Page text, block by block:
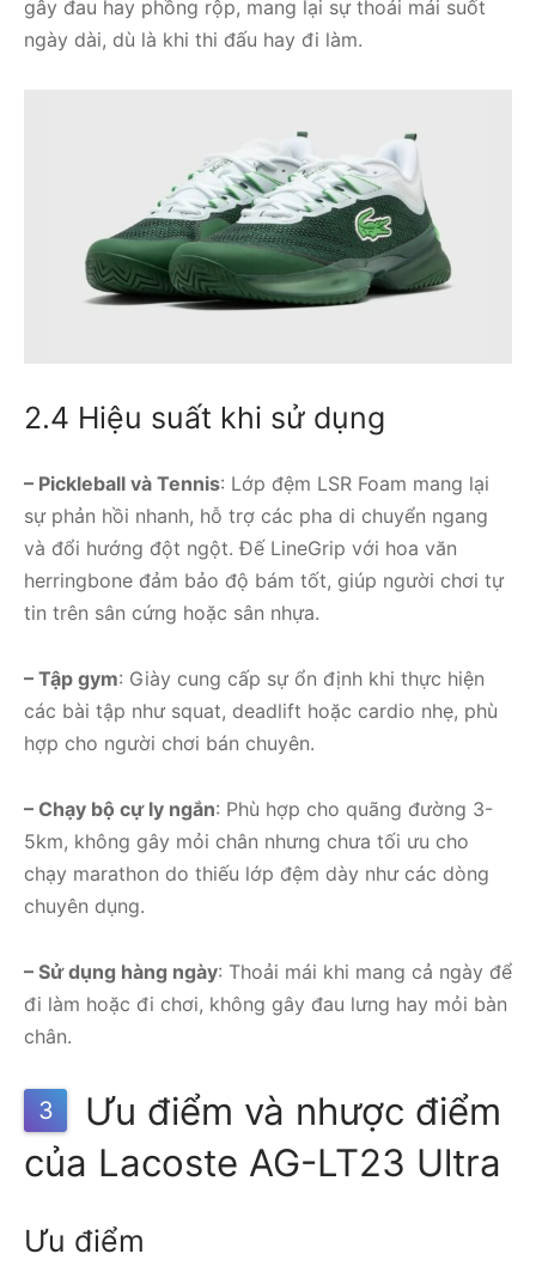
gây đau hay phồng rộp, mang lại sự thoải mái suốt
ngày dài, dù là khi thi đấu hay đi làm.
2.4 Hiệu suất khi sử dụng
– Pickleball và Tennis: Lớp đệm LSR Foam mang lại
sự phản hồi nhanh, hỗ trợ các pha di chuyển ngang
và đổi hướng đột ngột. Đế LineGrip với hoa văn
herringbone đảm bảo độ bám tốt, giúp người chơi tự
tin trên sân cứng hoặc sân nhựa.
– Tập gym: Giày cung cấp sự ổn định khi thực hiện
các bài tập như squat, deadlift hoặc cardio nhẹ, phù
hợp cho người chơi bán chuyên.
– Chạy bộ cự ly ngắn: Phù hợp cho quãng đường 3-
5km, không gây mỏi chân nhưng chưa tối ưu cho
chạy marathon do thiếu lớp đệm dày như các dòng
chuyên dụng.
– Sử dụng hàng ngày: Thoải mái khi mang cả ngày để
đi làm hoặc đi chơi, không gây đau lưng hay mỏi bàn
chân.
3
Ưu điểm và nhược điểm
của Lacoste AG-LT23 Ultra
Ưu điểm